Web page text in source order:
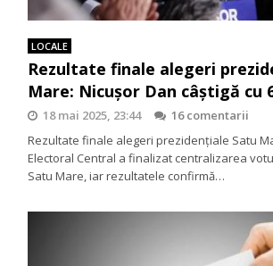
LOCALE
Rezultate finale alegeri
Mare: Nicușor Dan câştigă cu
18 mai 2025, 23:44
16 comentarii
Rezultate finale alegeri prezidenţiale Satu
Electoral Central a finalizat centralizarea
Satu Mare, iar rezultatele confirmă…